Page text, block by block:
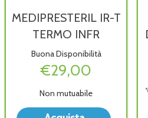
MEDIPRESTERIL IR-T
TERMO INFR
Buona Disponibilità
€29,00
Non mutuabile